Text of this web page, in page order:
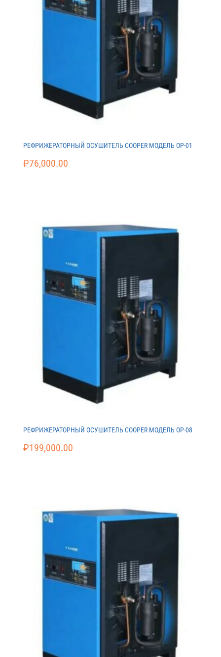
РЕФРИЖЕРАТОРНЫЙ ОСУШИТЕЛЬ COOPER МОДЕЛЬ ОР-01
₽76,000.00
РЕФРИЖЕРАТОРНЫЙ ОСУШИТЕЛЬ COOPER МОДЕЛЬ ОР-08
₽199,000.00